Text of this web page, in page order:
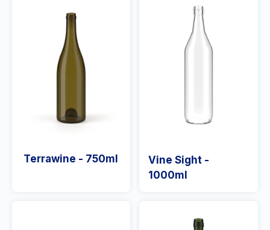
Terrawine - 750ml
Vine Sight -
1000ml